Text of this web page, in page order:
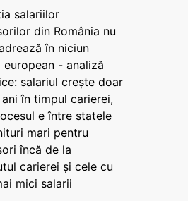
salariilor
din România nu
în niciun
european - analiză
salariul crește doar
în timpul carierei,
e între statele
mari pentru
încă de la
carierei și cele cu
mici salarii